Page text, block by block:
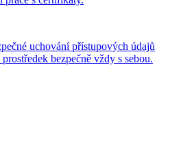
uchování přístupových údajů
bezpečně vždy s sebou.